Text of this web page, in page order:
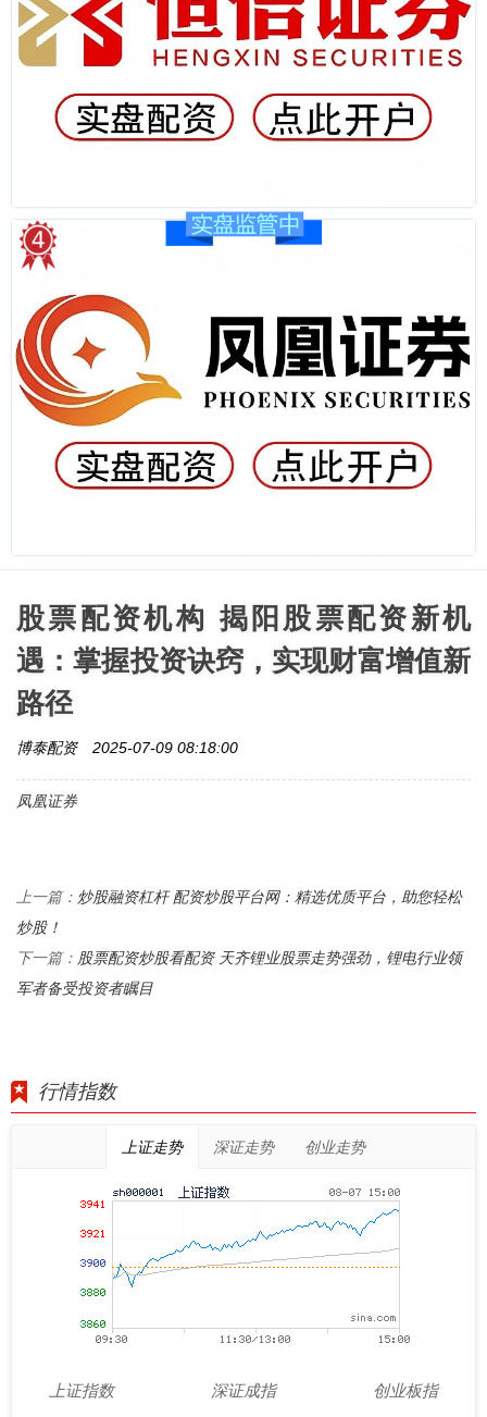
股票配资机构 揭阳股票配资新机
遇：掌握投资诀窍，实现财富增值新
路径
博泰配资 2025-07-09 08:18:00
凤凰证券
上一篇： 炒股融资杠杆 配资炒股平台网：精选优质平台，助您轻松
炒股！
下一篇： 股票配资炒股看配资 天齐锂业股票走势强劲，锂电行业领
军者备受投资者瞩目
行情指数
上证走势 深证走势 创业走势
上证指数
深证成指
创业板指